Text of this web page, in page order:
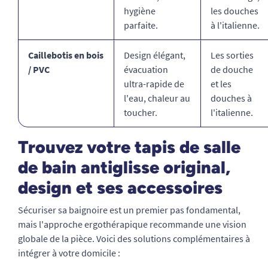
hygiène
parfaite.
les douches
à l'italienne.
Caillebotis en bois
/ PVC
Design élégant,
évacuation
ultra-rapide de
l'eau, chaleur au
toucher.
Les sorties
de douche
et les
douches à
l'italienne.
Trouvez votre tapis de salle
de bain antiglisse original,
design et ses accessoires
Sécuriser sa baignoire est un premier pas fondamental,
mais l'approche ergothérapique recommande une vision
globale de la pièce. Voici des solutions complémentaires à
intégrer à votre domicile :